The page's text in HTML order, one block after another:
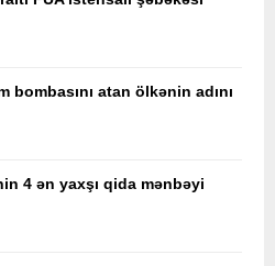
bombasını atan ölkənin adını
4 ən yaxşı qida mənbəyi